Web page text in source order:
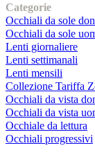
Categorie
Occhiali da sole
Occhiali da sole
Lenti giornaliere
Lenti settimanali
Lenti mensili
Collezione Tariffa
Occhiali da vista
Occhiali da vista
Occhiale da lettura
Occhiali progressivi